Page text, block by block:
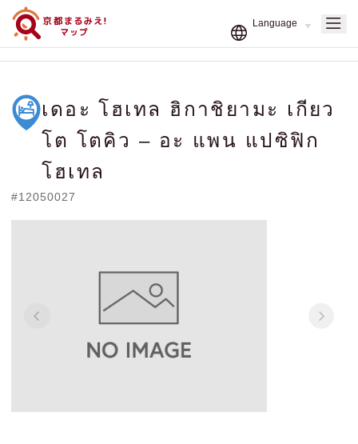
เดอะ โฮเทล ฮิกาชิยามะ เกียว
โต โตคิว – อะ แพน แปซิฟิก
โฮเทล
#12050027